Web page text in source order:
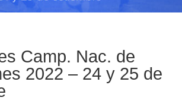
Camp. Nac. de
2022 – 24 y 25 de